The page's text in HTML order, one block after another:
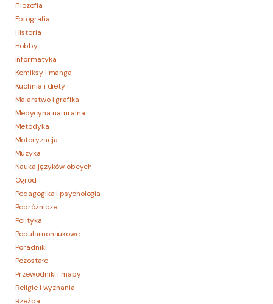
Filozofia
Fotografia
Historia
Hobby
Informatyka
Komiksy i manga
Kuchnia i diety
Malarstwo i grafika
Medycyna naturalna
Metodyka
Motoryzacja
Muzyka
Nauka języków obcych
Ogród
Pedagogika i psychologia
Podróżnicze
Polityka
Popularnonaukowe
Poradniki
Pozostałe
Przewodniki i mapy
Religie i wyznania
Rzeźba